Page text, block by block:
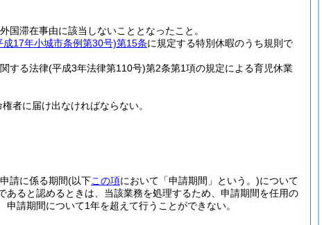
滞在事由に該当しないこととなったこと。
成17年小城市条例第30号)第15条に規定する特別休暇のうち規則で
する法律(平成3年法律第110号)第2条第1項の規定による育児休業
者に届け出なければならない。
請に係る期間(以下この項において「申請期間」という。)について
ると認めるときは、当該業務を処理するため、申請期間を任用の
申請期間について1年を超えて行うことができない。